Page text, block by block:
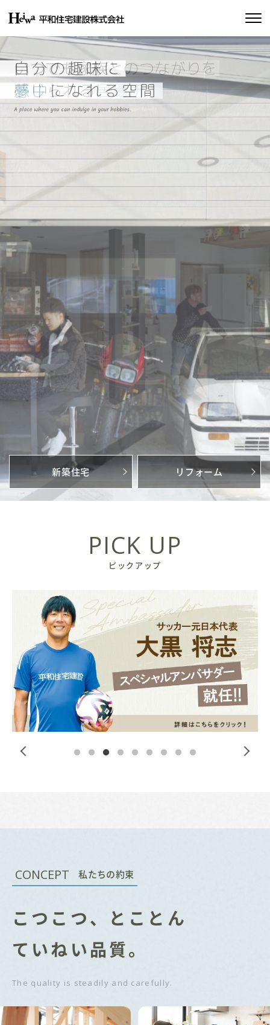
平和住宅の家づくり
施工実績
会社情報
SDGsの取り組み
イベント情報
新築住宅お問合せ
リフォームお問合せ
新築住宅 リフォーム
PICK UP
ピックアップ
CONCEPT 私たちの約束
こつこつ、とことん
ていねい品質。
The quality is steadily and carefully.